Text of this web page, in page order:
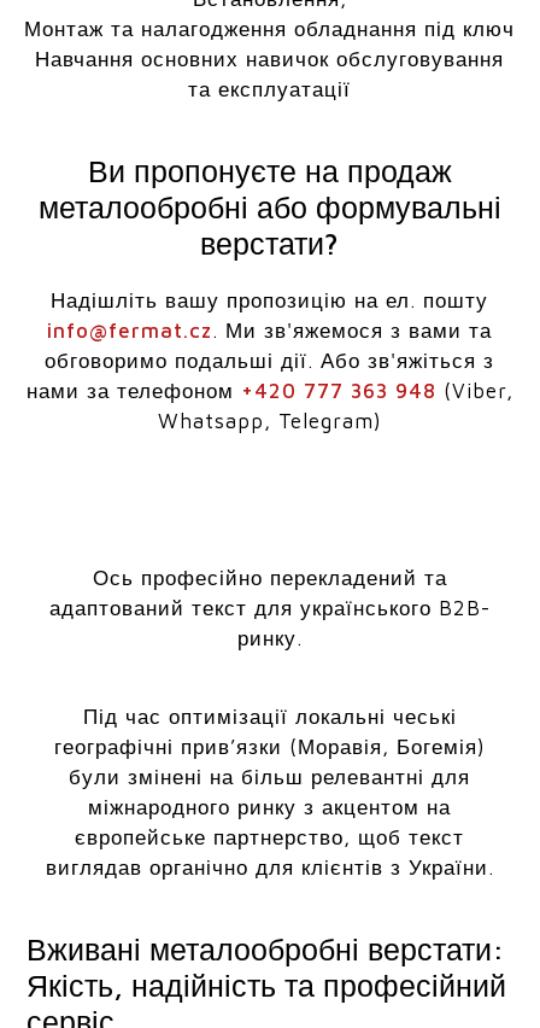
Монтаж та налагодження обладнання під ключ
Навчання основних навичок обслуговування
та експлуатації
Ви пропонуєте на продаж
металообробні або формувальні
верстати?
Надішліть вашу пропозицію на ел. пошту
info@fermat.cz. Ми зв'яжемося з вами та
обговоримо подальші дії. Або зв'яжіться з
нами за телефоном +420 777 363 948 (Viber,
Whatsapp, Telegram)
Ось професійно перекладений та
адаптований текст для українського B2B-
ринку.
Під час оптимізації локальні чеські
географічні прив’язки (Моравія, Богемія)
були змінені на більш релевантні для
міжнародного ринку з акцентом на
європейське партнерство, щоб текст
виглядав органічно для клієнтів з України.
Вживані металообробні верстати:
Якість, надійність та професійний